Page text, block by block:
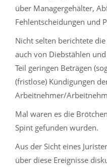
über Managergehälter,
Fehlentscheidungen und
Nicht selten berichtete
auch von Diebstählen
Teil geringen Beträgen
(fristlose) Kündigungen
Arbeitnehmer/
Mal waren es die
Spint gefunden wurden.
Aus der Sicht eines
über diese Ereignisse